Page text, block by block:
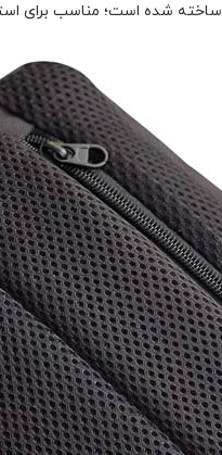
ساخته شده است؛ مناسب برای